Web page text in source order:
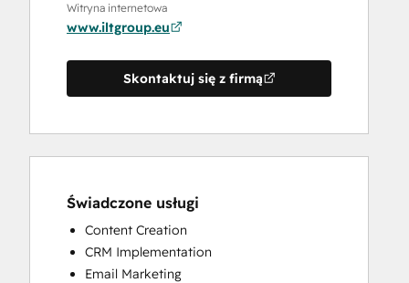
Witryna internetowa
www.iltgroup.eu
Skontaktuj się z firmą
Świadczone usługi
Content Creation
CRM Implementation
Email Marketing